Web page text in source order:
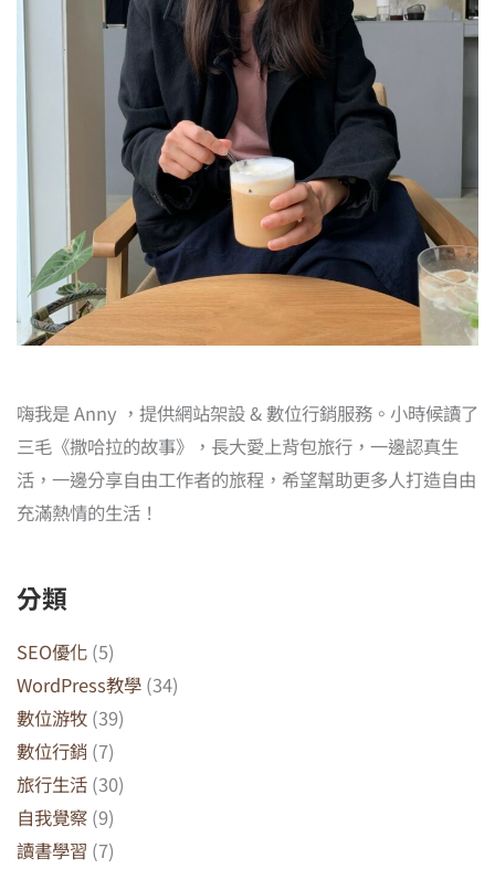
嗨我是 Anny ，提供網站架設 & 數位行銷服務。小時候讀了
三毛《撒哈拉的故事》，長大愛上背包旅行，一邊認真生
活，一邊分享自由工作者的旅程，希望幫助更多人打造自由
充滿熱情的生活！
分類
SEO優化 (5)
WordPress教學 (34)
數位游牧 (39)
數位行銷 (7)
旅行生活 (30)
自我覺察 (9)
讀書學習 (7)